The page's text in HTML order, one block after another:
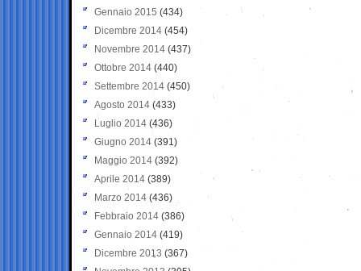
Gennaio 2015 (434)
Dicembre 2014 (454)
Novembre 2014 (437)
Ottobre 2014 (440)
Settembre 2014 (450)
Agosto 2014 (433)
Luglio 2014 (436)
Giugno 2014 (391)
Maggio 2014 (392)
Aprile 2014 (389)
Marzo 2014 (436)
Febbraio 2014 (386)
Gennaio 2014 (419)
Dicembre 2013 (367)